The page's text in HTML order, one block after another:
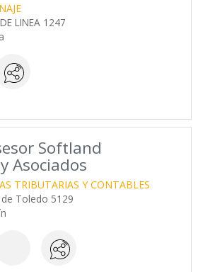
LINEA 1247
Softland
Asociados
TRIBUTARIAS Y CONTABLES
de Toledo 5129